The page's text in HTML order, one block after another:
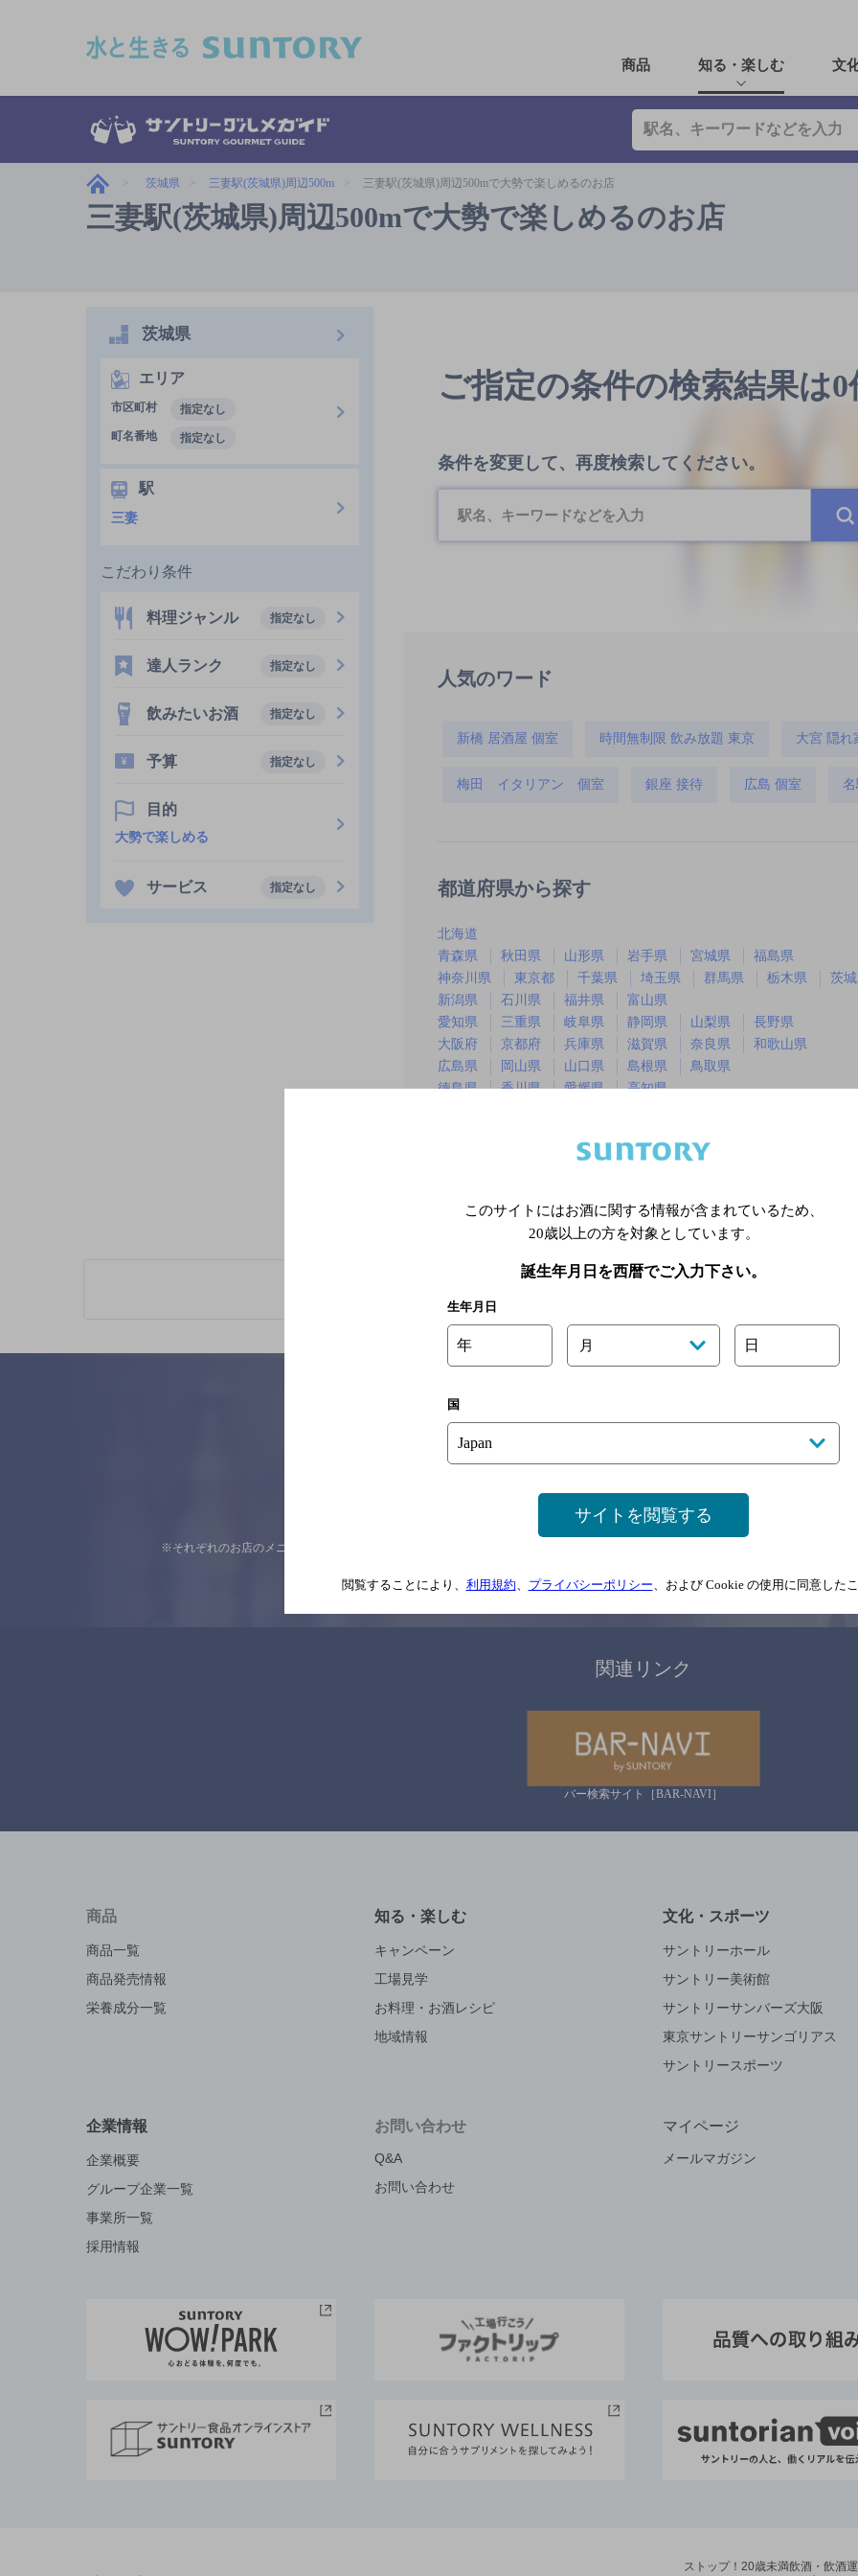
商品 知る・楽しむ 文
茨城県 三妻駅(茨城県)周辺500m 三妻駅(茨城県)周辺500mで大勢で楽しめるのお店
三妻駅(茨城県)周辺500mで大勢で楽しめるのお店
ご指定の条件の検索結果は0
条件を変更して、再度検索してください。
人気のワード
新橋 居酒屋 個室 時間無制限 飲み放題 東京 大宮 隠れ
梅田 イタリアン 個室 銀座 接待 広島 個室
都道府県から探す
北海道
青森県
秋田県 山形県 岩手県 宮城県
福島県
神奈川県
東京都 千葉県 埼玉県 群馬県 栃木県
茨
新潟県
石川県 福井県
富山県
愛知県
三重県 岐阜県 静岡県 山梨県
長野県
大阪府
京都府 兵庫県 滋賀県 奈良県
和歌山県
広島県
岡山県 山口県 島根県
鳥取県
徳島県
香川県 愛媛県
高知県
※店舗によりハイボール取り扱い銘
茨城県
エリア
市区町村
指定なし
町名番地
指定なし
駅
三妻
こだわり条件
料理ジャンル 指定なし
達人ランク 指定なし
飲みたいお酒 指定なし
予算 指定なし
目的
大勢で楽しめる
サービス 指定なし
サイトマップ ご意見・ご感想 利用規約
※それぞれのお店のメニューや営業時間などの掲載情報については、 念のためお店にご確
情報提供：ぐるなび
関連リンク
バー検索サイト［BAR-NAVI］
商品
商品一覧
商品発売情報
栄養成分一覧
知る・楽しむ
キャンペーン
工場見学
お料理・お酒レシピ
地域情報
文化・スポーツ
サントリーホール
サントリー美術館
サントリーサンバーズ大阪
東京サントリーサンゴリアス
サントリースポーツ
企業情報
企業概要
グループ企業一覧
事業所一覧
採用情報
お問い合わせ
Q&A
お問い合わせ
マイページ
メールマガジン
ストップ！20歳未満飲酒・飲酒運
このサイトにはお酒に関する情報が含まれているため、
20歳以上の方を対象としています。
誕生年月日を西暦でご入力下さい。
生年月日
年 月 日
国
サイトを閲覧する
閲覧することにより、 利用規約 プライバシーポリシー 、および Cookie の使用に同意した